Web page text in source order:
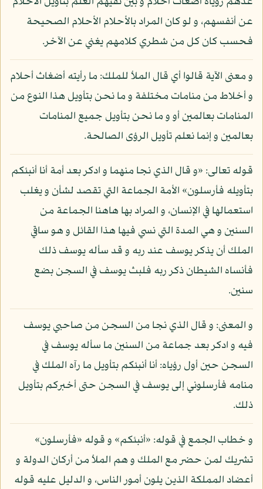
عن أنفسهم، و لو كان المراد بالأحلام الأحلام الصحيحة
فحسب كان كل من شطري كلامهم يغني عن الآخر.
و معنى الآية قالوا أي قال الملأ للملك: ما رأيته أضغاث أحلام
و أخلاط من منامات مختلفة و ما نحن بتأويل هذا النوع من
المنامات بعالمين أو و ما نحن بتأويل جميع المنامات
بعالمين و إنما نعلم تأويل الرؤى الصالحة.
قوله تعالى: «و قال الذي نجا منهما و ادكر بعد أمة أنا أنبئكم
بتأويله فأرسلون» الأمة الجماعة التي تقصد لشأن و يغلب
استعمالها في الإنسان، و المراد بها هاهنا الجماعة من
السنين و هي المدة التي نسي فيها هذا القائل و هو ساقي
الملك أن يذكر يوسف عند ربه و قد سأله يوسف ذلك
فأنساه الشيطان ذكر ربه فلبث يوسف في السجن بضع
سنين.
و المعنى: و قال الذي نجا من السجن من صاحبي يوسف
فيه و ادكر بعد جماعة من السنين ما سأله يوسف في
السجن حين أول رؤياه: أنا أنبئكم بتأويل ما رآه الملك في
منامه فأرسلوني إلى يوسف في السجن حتى أخبركم بتأويل
ذلك.
و خطاب الجمع في قوله: «أنبئكم» و قوله «فأرسلون»
تشريك لمن حضر مع الملك و هم الملأ من أركان الدولة و
أعضاد المملكة الذين يلون أمور الناس، و الدليل عليه قوله